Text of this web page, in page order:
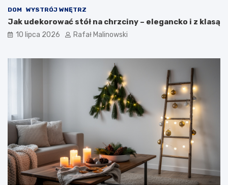
DOM WYSTRÓJ WNĘTRZ
Jak udekorować stół na chrzciny – elegancko i z klasą
10 lipca 2026 Rafał Malinowski